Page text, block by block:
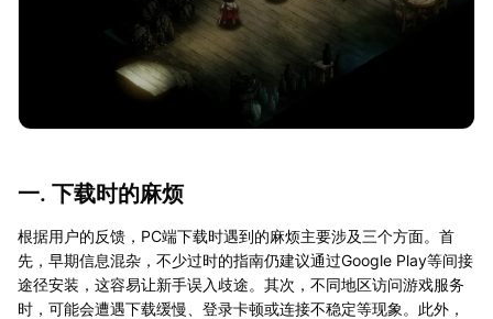
一. 下载时的麻烦
根据用户的反馈，PC端下载时遇到的麻烦主要涉及三个方面。首
先，早期信息混杂，不少过时的指南仍建议通过Google Play等间接
途径安装，这容易让新手误入歧途。其次，不同地区访问游戏服务
时，可能会遭遇下载缓慢、登录卡顿或连接不稳定等现象。此外，